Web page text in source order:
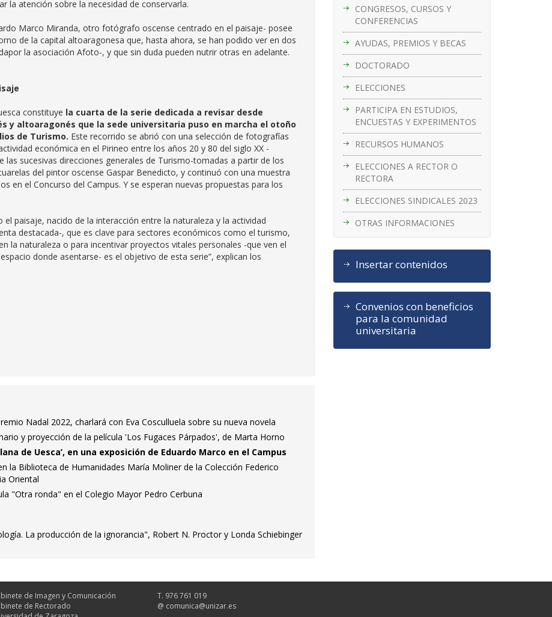
CONGRESOS, CURSOS Y
CONFERENCIAS
AYUDAS, PREMIOS Y BECAS
DOCTORADO
ELECCIONES
PARTICIPA EN ESTUDIOS,
ENCUESTAS Y EXPERIMENTOS
RECURSOS HUMANOS
ELECCIONES A RECTOR O
RECTORA
ELECCIONES SINDICALES 2023
OTRAS INFORMACIONES
Insertar contenidos
Convenios con beneficios
para la comunidad
universitaria
la atención sobre la necesidad de conservarla.
Marco Miranda, otro fotógrafo oscense centrado en el paisaje- posee
de la capital altoaragonesa que, hasta ahora, se han podido ver en dos
la asociación Afoto-, y que sin duda pueden nutrir otras en adelante.
constituye la cuarta de la serie dedicada a revisar desde
y altoaragonés que la sede universitaria puso en marcha el otoño
de Turismo. Este recorrido se abrió con una selección de fotografías
económica en el Pirineo entre los años 20 y 80 del siglo XX -
sucesivas direcciones generales de Turismo-tomadas a partir de los
del pintor oscense Gaspar Benedicto, y continuó con una muestra
en el Concurso del Campus. Y se esperan nuevas propuestas para los
paisaje, nacido de la interacción entre la naturaleza y la actividad
destacada-, que es clave para sectores económicos como el turismo,
la naturaleza o para incentivar proyectos vitales personales -que ven el
donde asentarse- es el objetivo de esta serie”, explican los
Nadal 2022, charlará con Eva Cosculluela sobre su nueva novela
y proyección de la película 'Los Fugaces Párpados', de Marta Horno
de Uesca’, en una exposición de Eduardo Marco en el Campus
la Biblioteca de Humanidades María Moliner de la Colección Federico
Oriental
"Otra ronda" en el Colegio Mayor Pedro Cerbuna
La producción de la ignorancia", Robert N. Proctor y Londa Schiebinger
de Imagen y Comunicación
de Rectorado
T. 976 761 019
@ comunica@unizar.es